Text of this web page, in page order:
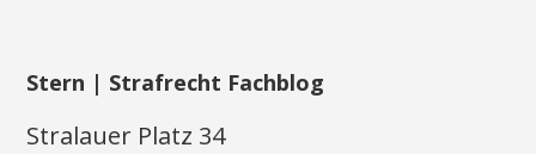
Stern | Strafrecht Fachblog
Stralauer Platz 34